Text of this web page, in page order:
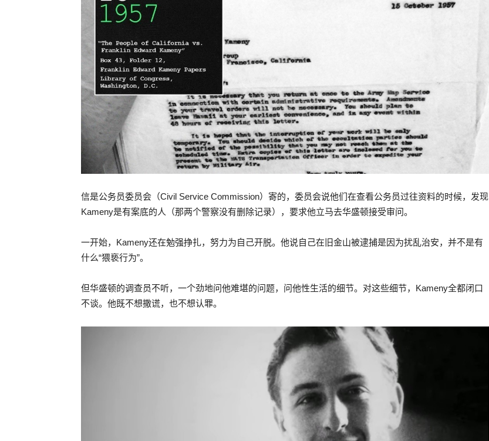
信是公务员委员会（Civil Service Commission）寄的，委员会说他们在查看公务员过往资料的时候，发现
Kameny是有案底的人（那两个警察没有删除记录），要求他立马去华盛顿接受审问。
一开始，Kameny还在勉强挣扎，努力为自己开脱。他说自己在旧金山被逮捕是因为扰乱治安，并不是有
什么“猥亵行为”。
但华盛顿的调查员不听，一个劲地问他难堪的问题，问他性生活的细节。对这些细节，Kameny全都闭口
不谈。他既不想撒谎，也不想认罪。